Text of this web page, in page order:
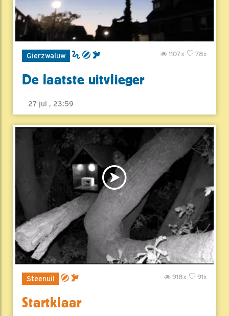
Gierzwaluw 78x
1107x
De laatste uitvlieger
27 jul , 23:59
Steenuil 91x
918x
Startklaar